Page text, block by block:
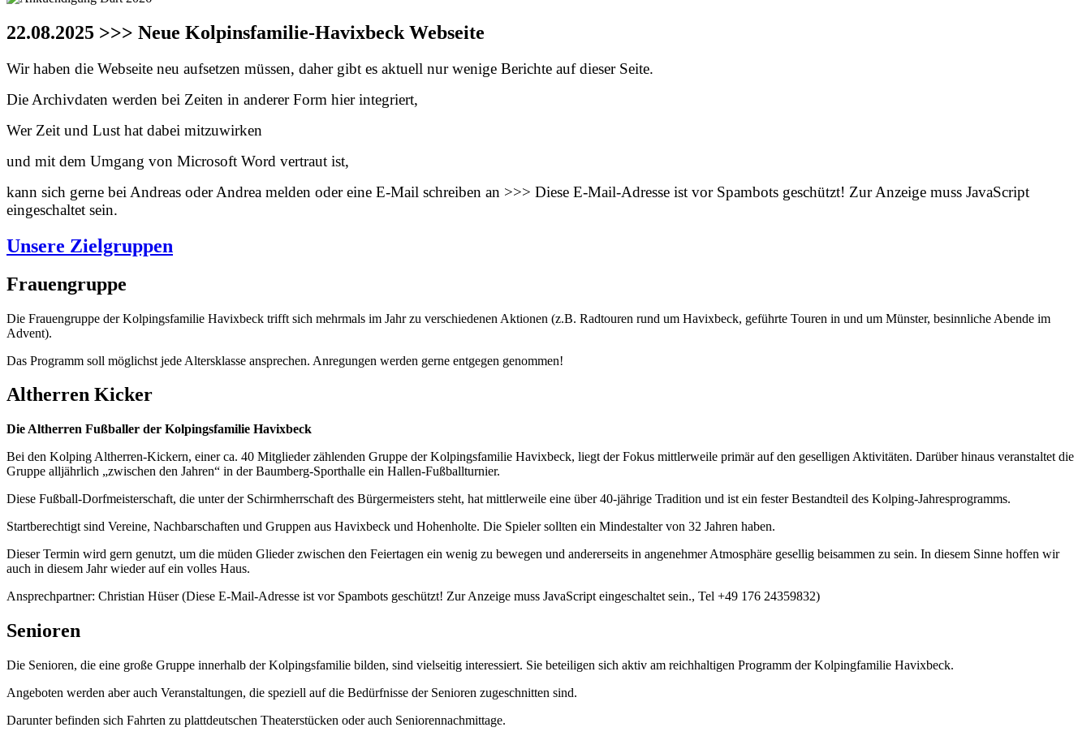
22.08.2025 >>> Neue Kolpinsfamilie-Havixbeck Webseite
Wir haben die Webseite neu aufsetzen müssen, daher gibt es aktuell nur wenige Berichte auf dieser Seite.
Die Archivdaten werden bei Zeiten in anderer Form hier integriert,
Wer Zeit und Lust hat dabei mitzuwirken
und mit dem Umgang von Microsoft Word vertraut ist,
kann sich gerne bei Andreas oder Andrea melden oder eine E-Mail schreiben an >>> Diese E-Mail-Adresse ist vor Spambots geschützt! Zur Anzeige muss JavaScript
eingeschaltet sein.
Unsere Zielgruppen
Frauengruppe
Die Frauengruppe der Kolpingsfamilie Havixbeck trifft sich mehrmals im Jahr zu verschiedenen Aktionen (z.B. Radtouren rund um Havixbeck, geführte Touren in und um Münster, besinnliche Abende im
Advent).
Das Programm soll möglichst jede Altersklasse ansprechen. Anregungen werden gerne entgegen genommen!
Altherren Kicker
Die Altherren Fußballer der Kolpingsfamilie Havixbeck
Bei den Kolping Altherren-Kickern, einer ca. 40 Mitglieder zählenden Gruppe der Kolpingsfamilie Havixbeck, liegt der Fokus mittlerweile primär auf den geselligen Aktivitäten. Darüber hinaus veranstaltet die
Gruppe alljährlich „zwischen den Jahren“ in der Baumberg-Sporthalle ein Hallen-Fußballturnier.
Diese Fußball-Dorfmeisterschaft, die unter der Schirmherrschaft des Bürgermeisters steht, hat mittlerweile eine über 40-jährige Tradition und ist ein fester Bestandteil des Kolping-Jahresprogramms.
Startberechtigt sind Vereine, Nachbarschaften und Gruppen aus Havixbeck und Hohenholte. Die Spieler sollten ein Mindestalter von 32 Jahren haben.
Dieser Termin wird gern genutzt, um die müden Glieder zwischen den Feiertagen ein wenig zu bewegen und andererseits in angenehmer Atmosphäre gesellig beisammen zu sein. In diesem Sinne hoffen wir
auch in diesem Jahr wieder auf ein volles Haus.
Ansprechpartner: Christian Hüser (Diese E-Mail-Adresse ist vor Spambots geschützt! Zur Anzeige muss JavaScript eingeschaltet sein., Tel +49 176 24359832)
Senioren
Die Senioren, die eine große Gruppe innerhalb der Kolpingsfamilie bilden, sind vielseitig interessiert. Sie beteiligen sich aktiv am reichhaltigen Programm der Kolpingfamilie Havixbeck.
Angeboten werden aber auch Veranstaltungen, die speziell auf die Bedürfnisse der Senioren zugeschnitten sind.
Darunter befinden sich Fahrten zu plattdeutschen Theaterstücken oder auch Seniorennachmittage.